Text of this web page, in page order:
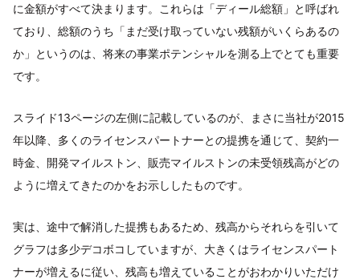
に金額がすべて決まります。これらは「ディール総額」と呼ばれ
ており、総額のうち「まだ受け取っていない残額がいくらあるの
か」というのは、将来の事業ポテンシャルを測る上でとても重要
です。
スライド13ページの左側に記載しているのが、まさに当社が2015
年以降、多くのライセンスパートナーとの提携を通じて、契約一
時金、開発マイルストン、販売マイルストンの未受領残高がどの
ように増えてきたのかをお示ししたものです。
実は、途中で解消した提携もあるため、残高からそれらを引いて
グラフは多少デコボコしていますが、大きくはライセンスパート
ナーが増えるに従い、残高も増えていることがおわかりいただけ